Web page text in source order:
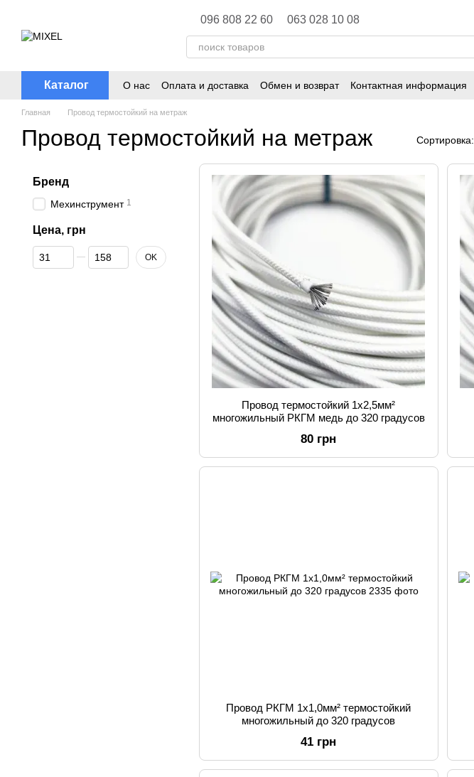
096 808 22 60 063 028 10 08
Каталог О нас Оплата и доставка Обмен и возврат Контактная информация
Главная Провод термостойкий на метраж
Провод термостойкий на метраж Сортировка:
Провод термостойкий 1х2,5мм²
многожильный РКГМ медь до 320 градусов
80 грн
Провод РКГМ 1х1,0мм² термостойкий
многожильный до 320 градусов
41 грн
Бренд
Мехинструмент 1
Цена, грн
От Цена, грн
До Цена, грн OK